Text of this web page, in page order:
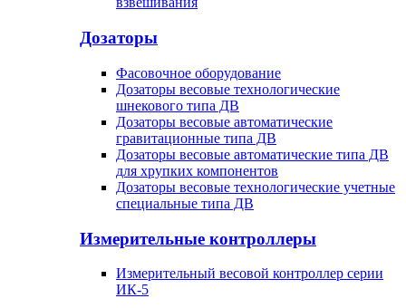
Дозаторы
Фасовочное оборудование
Дозаторы весовые технологические
шнекового типа ДВ
Дозаторы весовые автоматические
гравитационные типа ДВ
Дозаторы весовые автоматические типа ДВ
для хрупких компонентов
Дозаторы весовые технологические учетные
специальные типа ДВ
Измерительные контроллеры
Измерительный весовой контроллер серии
ИК-5